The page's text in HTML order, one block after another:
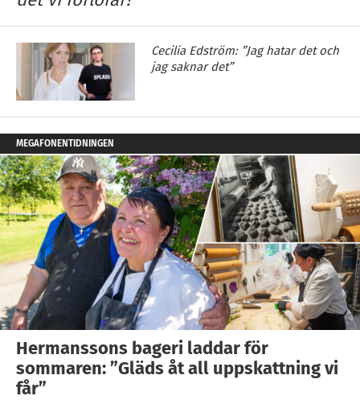
Cecilia Edström: ”Jag hatar det och
jag saknar det”
MEGAFONENTIDNINGEN
Hermanssons bageri laddar för
sommaren: ”Gläds åt all uppskattning vi
får”